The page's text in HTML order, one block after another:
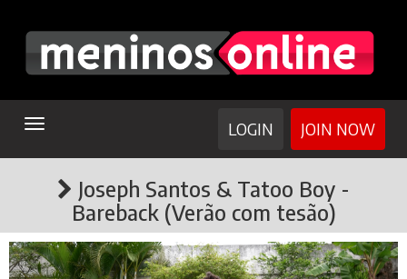
TOGGLE
JOIN NOW
LOGIN
Joseph Santos & Tatoo Boy -
Bareback (Verão com tesão)